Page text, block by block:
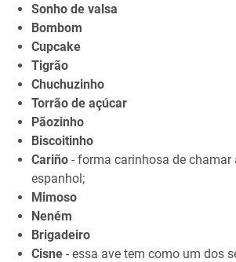
Sonho de valsa
Bombom
Cupcake
Tigrão
Chuchuzinho
Torrão de açúcar
Pãozinho
Biscoitinho
Cariño - forma carinhosa de chamar
espanhol;
Mimoso
Neném
Brigadeiro
Cisne - essa ave tem como um dos